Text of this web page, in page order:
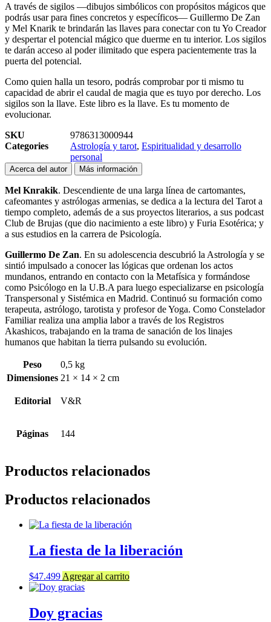
A través de sigilos —dibujos simbólicos con propósitos mágicos que
podrás usar para fines concretos y específicos— Guillermo De Zan
y Mel Knarik te brindarán las llaves para conectar con tu Yo Creador
y despertar el potencial mágico que duerme en tu interior. Los sigilos
te darán acceso al poder ilimitado que espera pacientemente tras la
puerta del potencial.
Como quien halla un tesoro, podrás comprobar por ti mismo tu
capacidad de abrir el caudal de magia que es tuyo por derecho. Los
sigilos son la llave. Este libro es la llave. Es tu momento de
evolucionar.
SKU
9786313000944
Categories
Astrología y tarot, Espiritualidad y desarrollo
personal
Acerca del autor Más información
Mel Knrakik. Descendiente de una larga línea de cartomantes,
cafeomantes y astrólogas armenias, se dedica a la lectura del Tarot a
tiempo completo, además de a sus proyectos literarios, a sus podcast
Club de Brujas (que dio nacimiento a este libro) y Furia Esotérica; y
a sus estudios en la carrera de Psicología.
Guillermo De Zan. En su adolescencia descubrió la Astrología y se
sintió impulsado a conocer las lógicas que ordenan los actos
mundanos, entrando en contacto con la Metafísica y formándose
como Psicólogo en la U.B.A para luego especializarse en psicología
Transpersonal y Sistémica en Madrid. Continuó su formación como
terapeuta, astrólogo, tarotista y profesor de Yoga. Como Constelador
Familiar realiza una amplia labor a través de los Registros
Akashicos, trabajando en la trama de sanación de los linajes
humanos que habitan la tierra pulsando su evolución.
Peso
0,5 kg
Dimensiones 21 × 14 × 2 cm
Editorial V&R
Páginas 144
Productos relacionados
Productos relacionados
La fiesta de la liberación
$47.499 Agregar al carrito
Doy gracias